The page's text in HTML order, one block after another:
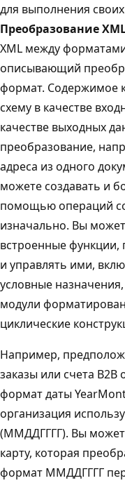
для выполнения
Преобразование
XML между
описывающий
формат. Содержимое
схему в качестве
качестве выходных
преобразование,
адреса из одного
можете создавать и
помощью операций
изначально. Вы
встроенные
и управлять ими,
условные
модули
циклические
Например,
заказы или счета B2B
формат даты
организация
(ММДДГГГГ). Вы
карту, которая
формат ММДДГГГГ